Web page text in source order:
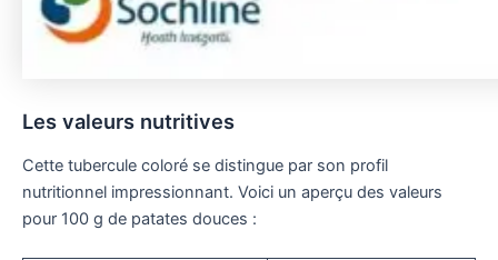
Les valeurs nutritives
Cette tubercule coloré se distingue par son profil
nutritionnel impressionnant. Voici un aperçu des valeurs
pour 100 g de patates douces :